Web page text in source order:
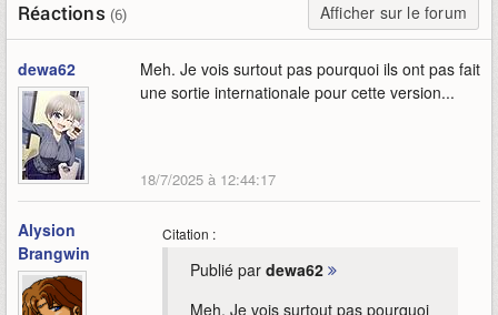
Réactions (6) Afficher sur le forum
dewa62
Meh. Je vois surtout pas pourquoi ils ont pas fait
une sortie internationale pour cette version...
18/7/2025 à 12:44:17
Alysion
Brangwin
Citation :
Publié par dewa62
Meh. Je vois surtout pas pourquoi